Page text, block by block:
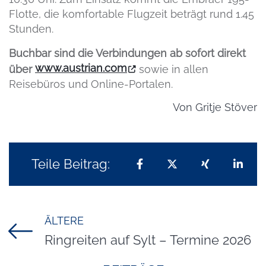
Flotte, die komfortable Flugzeit beträgt rund 1.45
Stunden.
Buchbar sind die Verbindungen ab sofort direkt
überwww.austrian.com
sowie in allen
Reisebüros und Online-Portalen.
Von Gritje Stöver
Teile Beitrag: Teilen auf Facebook
Teilen auf X
Teilen auf
ÄLTERE
Titel für Beitrag
Ringreiten auf Sylt – Termine 2026